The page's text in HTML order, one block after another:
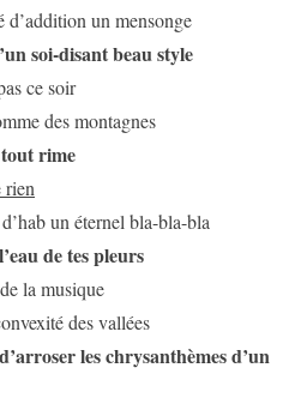
un mensonge
soi-disant beau style
ce soir
des montagnes
rime
rien
un éternel bla-bla-bla
de tes pleurs
la musique
des vallées
les chrysanthèmes d’un